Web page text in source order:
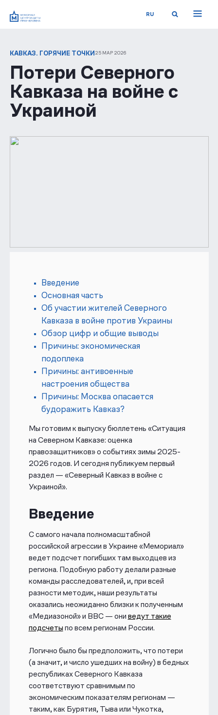
RU
КАВКАЗ. ГОРЯЧИЕ ТОЧКИ 25 МАР 2026
Потери Северного
Кавказа на войне с
Украиной
Введение
Основная часть
Об участии жителей Северного
Кавказа в войне против Украины
Обзор цифр и общие выводы
Причины: экономическая
подоплека
Причины: антивоенные
настроения общества
Причины: Москва опасается
будоражить Кавказ?
Мы готовим к выпуску бюллетень «Ситуация
на Северном Кавказе: оценка
правозащитников» о событиях зимы 2025-
2026 годов. И сегодня публикуем первый
раздел — «Северный Кавказ в войне с
Украиной».
Введение
С самого начала полномасштабной
российской агрессии в Украине «Мемориал»
ведет подсчет погибших там выходцев из
региона. Подобную работу делали разные
команды расследователей, и, при всей
разности методик, наши результаты
оказались неожиданно близки к полученным
«Медиазоной» и BBC — они ведут такие
подсчеты по всем регионам России.
Логично было бы предположить, что потери
(а значит, и число ушедших на войну) в бедных
республиках Северного Кавказа
соответствуют сравнимым по
экономическим показателям регионам —
таким, как Бурятия, Тыва или Чукотка,